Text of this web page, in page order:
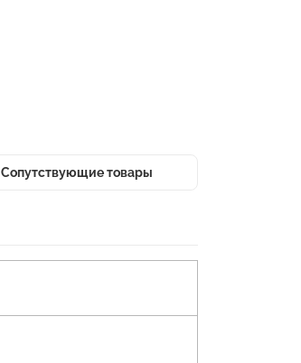
Сопутствующие товары